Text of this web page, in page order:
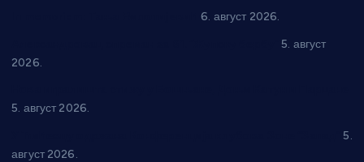
6. август 2026.
5. август
2026.
5. август 2026.
5.
август 2026.